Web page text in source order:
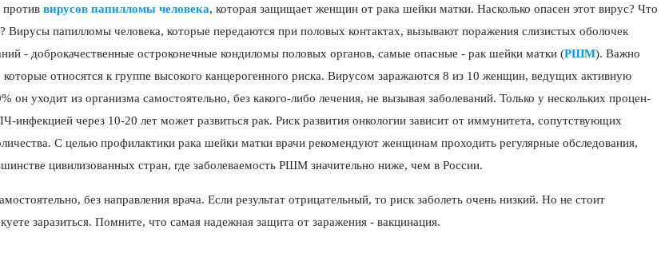
против вирусов папилломы человека, которая защищает женщин от рака шейки матки. Насколько опа­сен этот вирус? Что
папилломы человека, которые пере­даются при половых контактах, вызывают поражения слизистых оболочек
- до­брокачественные остроконечные кондиломы половых органов, самые опасные - рак шейки матки (РШМ). Важно
которые относятся к группе высокого канцерогенного риска. Вирусом заражаются 8 из 10 женщин, ведущих активную
он уходит из организма само­стоятельно, без какого-либо лечения, не вызы­вая заболеваний. Только у нескольких процен­
через 10-20 лет может раз­виться рак. Риск развития онкологии зависит от иммунитета, сопутствующих
С целью профи­лактики рака шейки матки врачи рекоменду­ют женщинам проходить регулярные обследо­вания,
цивилизованных стран, где заболеваемость РШМ значительно ниже, чем в России.
без направления врача. Если результат отрицательный, то риск заболеть очень низ­кий. Но не стоит
заразиться. Помните, что самая на­дежная защита от заражения - вакцинация.